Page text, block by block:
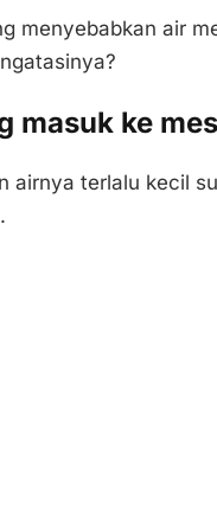
menyebabkan air
masuk ke
airnya terlalu kecil